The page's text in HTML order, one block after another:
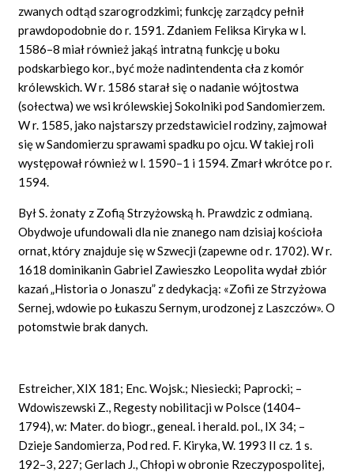
zwanych odtąd szarogrodzkimi; funkcję zarządcy pełnił
prawdopodobnie do r. 1591. Zdaniem Feliksa Kiryka w l.
1586–8 miał również jakąś intratną funkcję u boku
podskarbiego kor., być może nadintendenta cła z komór
królewskich. W r. 1586 starał się o nadanie wójtostwa
(sołectwa) we wsi królewskiej Sokolniki pod Sandomierzem.
W r. 1585, jako najstarszy przedstawiciel rodziny, zajmował
się w Sandomierzu sprawami spadku po ojcu. W takiej roli
występował również w l. 1590–1 i 1594. Zmarł wkrótce po r.
1594.
Był S. żonaty z Zofią Strzyżowską h. Prawdzic z odmianą.
Obydwoje ufundowali dla nie znanego nam dzisiaj kościoła
ornat, który znajduje się w Szwecji (zapewne od r. 1702). W r.
1618 dominikanin Gabriel Zawieszko Leopolita wydał zbiór
kazań „Historia o Jonaszu” z dedykacją: «Zofii ze Strzyżowa
Sernej, wdowie po Łukaszu Sernym, urodzonej z Laszczów». O
potomstwie brak danych.
Estreicher, XIX 181; Enc. Wojsk.; Niesiecki; Paprocki; –
Wdowiszewski Z., Regesty nobilitacji w Polsce (1404–
1794), w: Mater. do biogr., geneal. i herald. pol., IX 34; –
Dzieje Sandomierza, Pod red. F. Kiryka, W. 1993 II cz. 1 s.
192–3, 227; Gerlach J., Chłopi w obronie Rzeczypospolitej,